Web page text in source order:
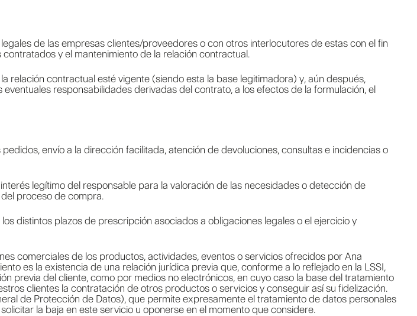
de las empresas clientes/proveedores o con otros interlocutores de estas con el fin
y el mantenimiento de la relación contractual.
contractual esté vigente (siendo esta la base legitimadora) y, aún después,
responsabilidades derivadas del contrato, a los efectos de la formulación, el
envío a la dirección facilitada, atención de devoluciones, consultas e incidencias o
legítimo del responsable para la valoración de las necesidades o detección de
proceso de compra.
distintos plazos de prescripción asociados a obligaciones legales o el ejercicio y
comerciales de los productos, actividades, eventos o servicios ofrecidos por Ana
es la existencia de una relación jurídica previa que, conforme a lo reflejado en la LSSI,
previa del cliente, como por medios no electrónicos, en cuyo caso la base del tratamiento
clientes la contratación de otros productos o servicios y conseguir así su fidelización.
de Protección de Datos), que permite expresamente el tratamiento de datos personales
la baja en este servicio u oponerse en el momento que considere.